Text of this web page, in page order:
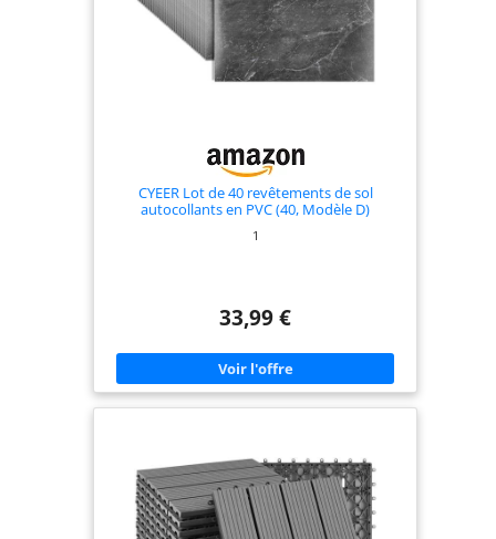
intempéries, assurant une longévité
exceptionnelle même sous des conditions
climatiques extrêmes. Idéales pour une estrade en
bois ou votre terrasse extérieure, ces dalles
ajoutent une touche naturelle et élégante à votre
espace. SURFACE LISSE ET POLIE POUR UNE
sensation agréable sous les pieds, parfait pour les
moments de détente en extérieur. Ajoutez une
touche de luxe à votre terrasse, balcon ou jardin
avec ces dalles bois terrasse extérieur qui allient
esthétique et confort. BASE GRILLAGÉE SOLIDE
AVEC DRAINAGE POUR ÉVITER L'ACCUMULATION
système innovant, garantissant un revêtement sol
décoration balcon extérieur pratique et
esthétique.
CYEER Lot de 40 revêtements de sol
autocollants en PVC (40, Modèle D)
1
33,99 €